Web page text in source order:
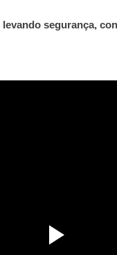
segurança,